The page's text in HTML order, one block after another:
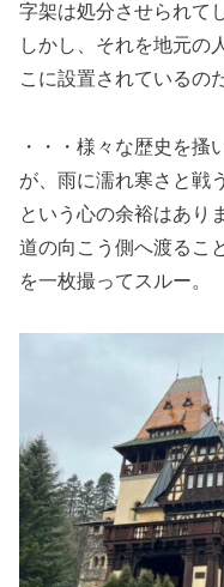
字架は処分させられて
しかし、それを地元の
こに設置されているの
・・・様々な歴史を搔
が、雨に濡れ寒さと戦
という心の余裕はあり
道の向こう側へ渡るこ
を一枚撮ってスルー。